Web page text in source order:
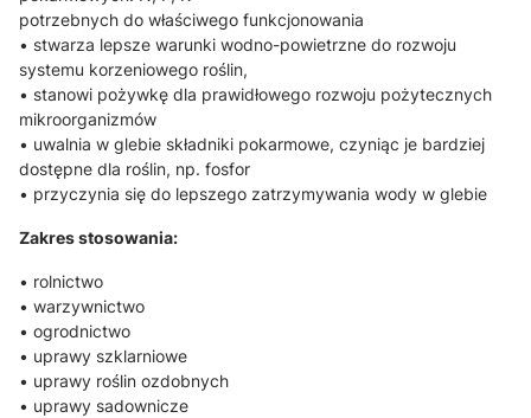
potrzebnych do właściwego funkcjonowania
• stwarza lepsze warunki wodno-powietrzne do rozwoju
systemu korzeniowego roślin,
• stanowi pożywkę dla prawidłowego rozwoju pożytecznych
mikroorganizmów
• uwalnia w glebie składniki pokarmowe, czyniąc je bardziej
dostępne dla roślin, np. fosfor
• przyczynia się do lepszego zatrzymywania wody w glebie
Zakres stosowania:
• rolnictwo
• warzywnictwo
• ogrodnictwo
• uprawy szklarniowe
• uprawy roślin ozdobnych
• uprawy sadownicze